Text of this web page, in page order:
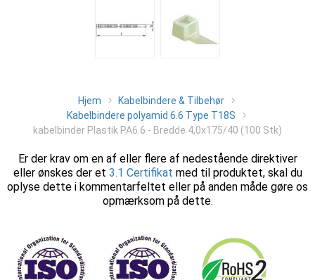
Hjem
Kabelbindere & Tilbehør
Kabelbindere polyamid 6.6 Type T18S
kabelbinder Plastik PA6.6 - Bredde 4,0x175/40 (100 Stk)
Er der krav om en af eller flere af nedestående direktiver
eller ønskes der et 3.1 Certifikat med til produktet, skal du
oplyse dette i kommentarfeltet eller på anden måde gøre os
opmærksom på dette.